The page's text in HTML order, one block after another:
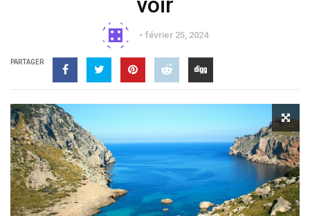
février 25, 2024
PARTAGER